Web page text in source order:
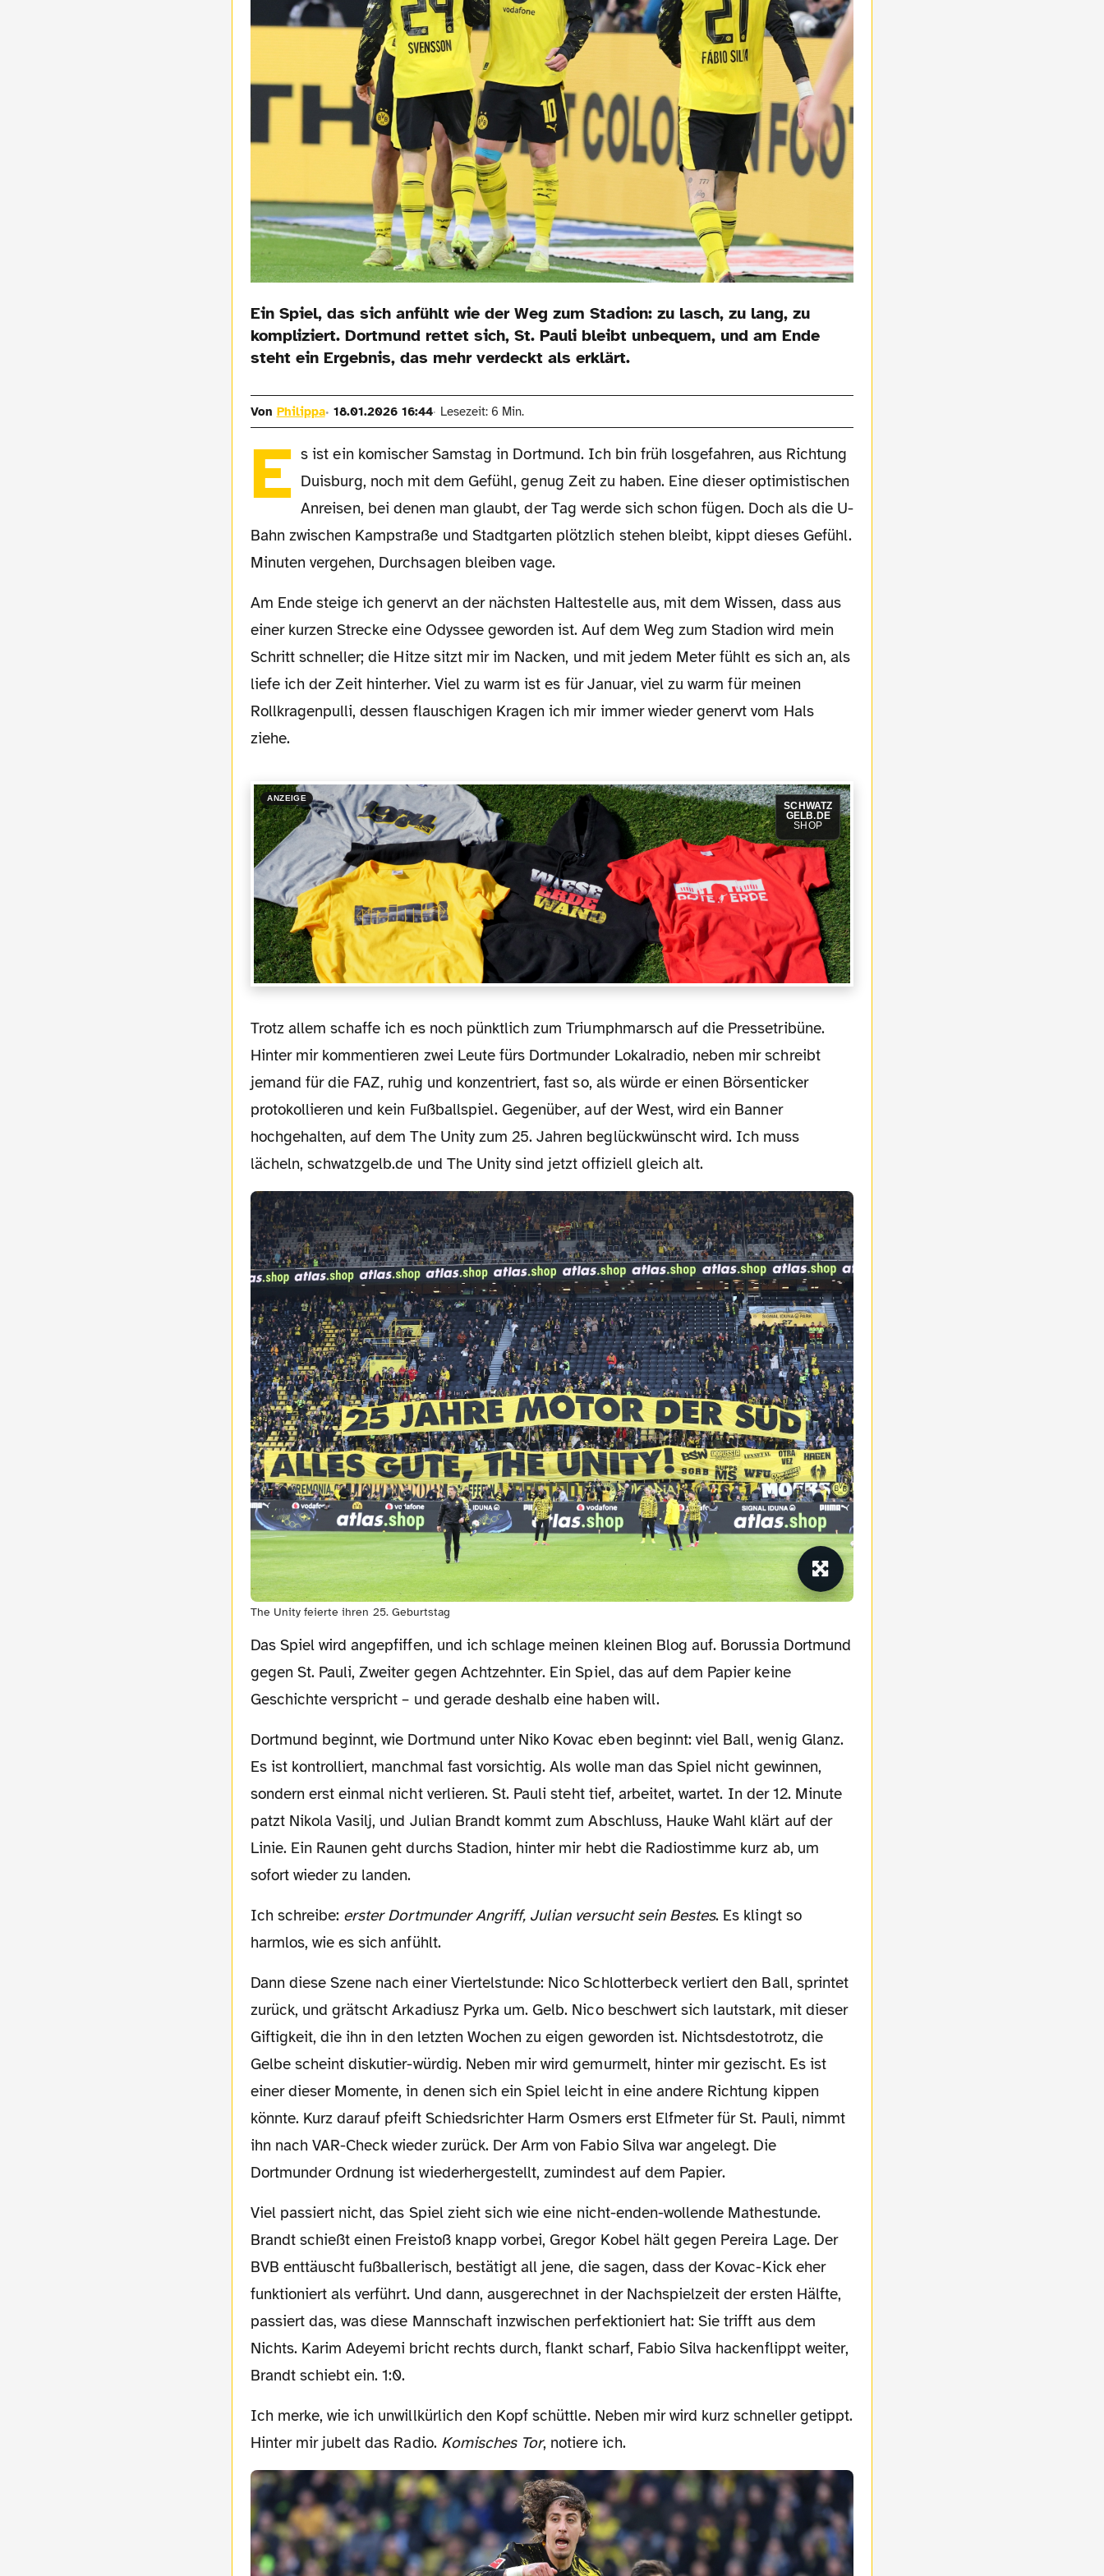
Ein Spiel, das sich anfühlt wie der Weg zum Stadion: zu lasch, zu lang, zu
kompliziert. Dortmund rettet sich, St. Pauli bleibt unbequem, und am Ende
steht ein Ergebnis, das mehr verdeckt als erklärt.
Von Philippa 18.01.2026 16:44 Lesezeit: 6 Min.
E s ist ein komischer Samstag in Dortmund. Ich bin früh losgefahren, aus Richtung
Duisburg, noch mit dem Gefühl, genug Zeit zu haben. Eine dieser optimistischen
Anreisen, bei denen man glaubt, der Tag werde sich schon fügen. Doch als die U-
Bahn zwischen Kampstraße und Stadtgarten plötzlich stehen bleibt, kippt dieses Gefühl.
Minuten vergehen, Durchsagen bleiben vage.
Am Ende steige ich genervt an der nächsten Haltestelle aus, mit dem Wissen, dass aus
einer kurzen Strecke eine Odyssee geworden ist. Auf dem Weg zum Stadion wird mein
Schritt schneller; die Hitze sitzt mir im Nacken, und mit jedem Meter fühlt es sich an, als
liefe ich der Zeit hinterher. Viel zu warm ist es für Januar, viel zu warm für meinen
Rollkragenpulli, dessen flauschigen Kragen ich mir immer wieder genervt vom Hals
ziehe.
ANZEIGE
SCHWATZ
GELB.DE
SHOP
Trotz allem schaffe ich es noch pünktlich zum Triumphmarsch auf die Pressetribüne.
Hinter mir kommentieren zwei Leute fürs Dortmunder Lokalradio, neben mir schreibt
jemand für die FAZ, ruhig und konzentriert, fast so, als würde er einen Börsenticker
protokollieren und kein Fußballspiel. Gegenüber, auf der West, wird ein Banner
hochgehalten, auf dem The Unity zum 25. Jahren beglückwünscht wird. Ich muss
lächeln, schwatzgelb.de und The Unity sind jetzt offiziell gleich alt.
The Unity feierte ihren 25. Geburtstag
Das Spiel wird angepfiffen, und ich schlage meinen kleinen Blog auf. Borussia Dortmund
gegen St. Pauli, Zweiter gegen Achtzehnter. Ein Spiel, das auf dem Papier keine
Geschichte verspricht – und gerade deshalb eine haben will.
Dortmund beginnt, wie Dortmund unter Niko Kovac eben beginnt: viel Ball, wenig Glanz.
Es ist kontrolliert, manchmal fast vorsichtig. Als wolle man das Spiel nicht gewinnen,
sondern erst einmal nicht verlieren. St. Pauli steht tief, arbeitet, wartet. In der 12. Minute
patzt Nikola Vasilj, und Julian Brandt kommt zum Abschluss, Hauke Wahl klärt auf der
Linie. Ein Raunen geht durchs Stadion, hinter mir hebt die Radiostimme kurz ab, um
sofort wieder zu landen.
Ich schreibe: erster Dortmunder Angriff, Julian versucht sein Bestes. Es klingt so
harmlos, wie es sich anfühlt.
Dann diese Szene nach einer Viertelstunde: Nico Schlotterbeck verliert den Ball, sprintet
zurück, und grätscht Arkadiusz Pyrka um. Gelb. Nico beschwert sich lautstark, mit dieser
Giftigkeit, die ihn in den letzten Wochen zu eigen geworden ist. Nichtsdestotrotz, die
Gelbe scheint diskutier-würdig. Neben mir wird gemurmelt, hinter mir gezischt. Es ist
einer dieser Momente, in denen sich ein Spiel leicht in eine andere Richtung kippen
könnte. Kurz darauf pfeift Schiedsrichter Harm Osmers erst Elfmeter für St. Pauli, nimmt
ihn nach VAR-Check wieder zurück. Der Arm von Fabio Silva war angelegt. Die
Dortmunder Ordnung ist wiederhergestellt, zumindest auf dem Papier.
Viel passiert nicht, das Spiel zieht sich wie eine nicht-enden-wollende Mathestunde.
Brandt schießt einen Freistoß knapp vorbei, Gregor Kobel hält gegen Pereira Lage. Der
BVB enttäuscht fußballerisch, bestätigt all jene, die sagen, dass der Kovac-Kick eher
funktioniert als verführt. Und dann, ausgerechnet in der Nachspielzeit der ersten Hälfte,
passiert das, was diese Mannschaft inzwischen perfektioniert hat: Sie trifft aus dem
Nichts. Karim Adeyemi bricht rechts durch, flankt scharf, Fabio Silva hackenflippt weiter,
Brandt schiebt ein. 1:0.
Ich merke, wie ich unwillkürlich den Kopf schüttle. Neben mir wird kurz schneller getippt.
Hinter mir jubelt das Radio. Komisches Tor, notiere ich.